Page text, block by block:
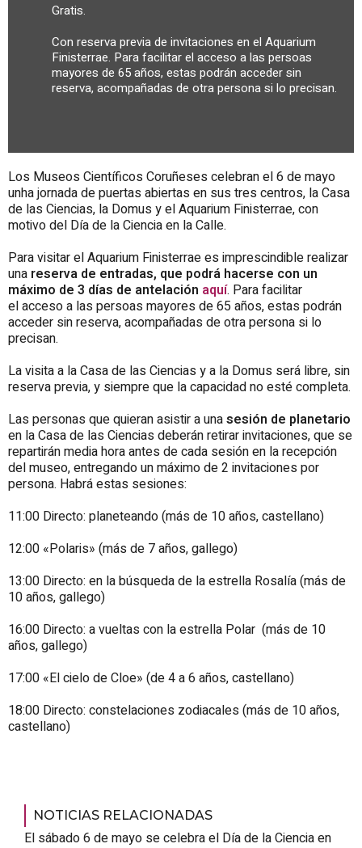
Gratis.
Con reserva previa de invitaciones en el Aquarium
Finisterrae. Para facilitar el acceso a las persoas
mayores de 65 años, estas podrán acceder sin
reserva, acompañadas de otra persona si lo precisan.
Los Museos Científicos Coruñeses celebran el 6 de mayo
unha jornada de puertas abiertas en sus tres centros, la Casa
de las Ciencias, la Domus y el Aquarium Finisterrae, con
motivo del Día de la Ciencia en la Calle.
Para visitar el Aquarium Finisterrae es imprescindible realizar
una reserva de entradas, que podrá hacerse con un
máximo de 3 días de antelación aquí. Para facilitar
el acceso a las persoas mayores de 65 años, estas podrán
acceder sin reserva, acompañadas de otra persona si lo
precisan.
La visita a la Casa de las Ciencias y a la Domus será libre, sin
reserva previa, y siempre que la capacidad no esté completa.
Las personas que quieran asistir a unasesión de planetario
en la Casa de las Ciencias deberán retirar invitaciones, que se
repartirán media hora antes de cada sesión en la recepción
del museo, entregando un máximo de 2 invitaciones por
persona. Habrá estas sesiones:
11:00 Directo: planeteando (más de 10 años, castellano)
12:00 «Polaris» (más de 7 años, gallego)
13:00 Directo: en la búsqueda de la estrella Rosalía (más de
10 años, gallego)
16:00 Directo: a vueltas con la estrella Polar (más de 10
años, gallego)
17:00 «El cielo de Cloe» (de 4 a 6 años, castellano)
18:00 Directo: constelaciones zodiacales (más de 10 años,
castellano)
NOTICIAS RELACIONADAS
El sábado 6 de mayo se celebra el Día de la Ciencia en